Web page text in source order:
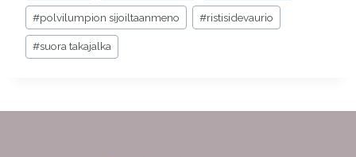
#polvilumpion sijoiltaanmeno #ristisidevaurio
#suora takajalka